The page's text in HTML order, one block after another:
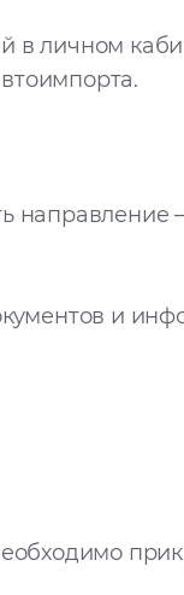
в личном
направление
и